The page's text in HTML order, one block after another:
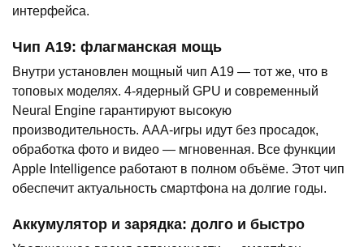
интерфейса.
Чип A19: флагманская мощь
Внутри установлен мощный чип A19 — тот же, что в
топовых моделях. 4-ядерный GPU и современный
Neural Engine гарантируют высокую
производительность. AAA-игры идут без просадок,
обработка фото и видео — мгновенная. Все функции
Apple Intelligence работают в полном объёме. Этот чип
обеспечит актуальность смартфона на долгие годы.
Аккумулятор и зарядка: долго и быстро